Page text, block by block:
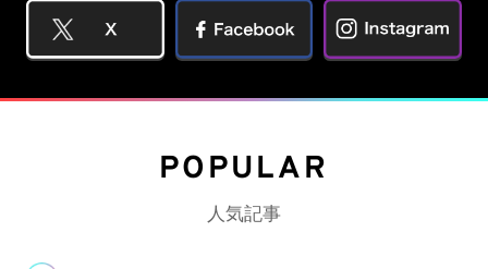
POPULAR
人気記事